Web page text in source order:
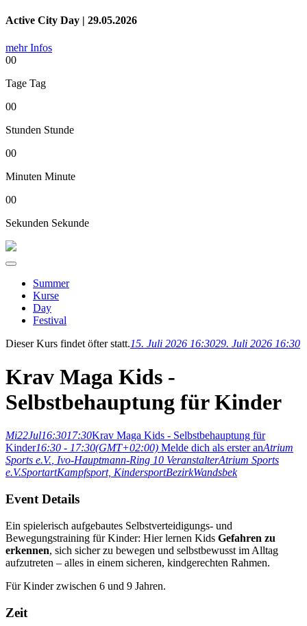
Active City Day | 29.05.2026
mehr Infos
00
Tage Tag
00
Stunden Stunde
00
Minuten Minute
00
Sekunden Sekunde
Summer
Kurse
Day
Festival
Dieser Kurs findet öfter statt.15. Juli 2026 16:3029. Juli 2026 16:30
Krav Maga Kids -
Selbstbehauptung für Kinder
Mi22Jul16:3017:30Krav Maga Kids - Selbstbehauptung für
Kinder16:30 - 17:30(GMT+02:00) Melde dich als erster anAtrium
Sports e.V., Ivo-Hauptmann-Ring 10 VeranstalterAtrium Sports
e.V.SportartKampfsport, KindersportBezirkWandsbek
Event Details
Ein spielerisch aufgebautes Selbstverteidigungs- und
Bewegungstraining für Kinder: Hier lernen Kids Gefahren zu
erkennen, sich sicher zu bewegen und selbstbewusst im Alltag
aufzutreten – alles in einem sicheren, kindgerechten Rahmen.
Für Kinder zwischen 6 und 9 Jahren.
Zeit